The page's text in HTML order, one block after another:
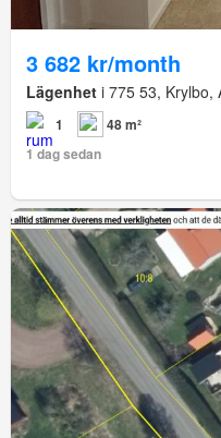
3 682 kr/month
Lägenhet i 775 53, Krylbo,
1
48 m²
1 dag sedan